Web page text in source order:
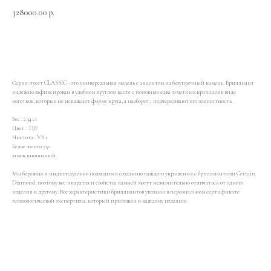
328000.00 р.
Серия пусет CLASSIC - это универсальная модель с акцентом на безупречный камень. Бриллиант
надежно зафиксирован в удобном круглом касте с помощью едва заметных крапанов в виде
коготков, которые не искажают форму круга, а наоборот, подчеркивают его элегантность.
Вес : 2.34 сt
Цвет : D/F
Чистота : VS 1
Белое золото 750
замок кнопочный
Мы бережно и индивидуально подходим к созданию каждого украшения с бриллиантами Certain
Diamond, поэтому вес в каратах и свойства камней могут незначительно отличаться от одного
изделия к другому. Все характеристики бриллиантов указаны в персональном сертификате
геммологической экспертизы, который приложен к каждому изделию.